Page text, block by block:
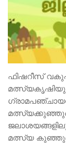
ഫിഷറീസ്
മത്സ്യ